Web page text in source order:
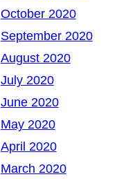
October 2020
September 2020
August 2020
July 2020
June 2020
May 2020
April 2020
March 2020